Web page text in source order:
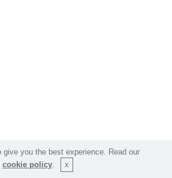
you the best experience. Read our
cookie policy